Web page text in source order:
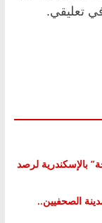
تعليقي.
بالإسكندرية لرصد
الصحفيين..